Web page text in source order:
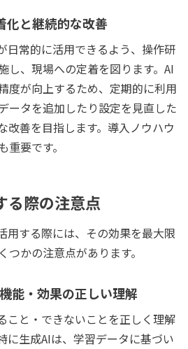
化と継続的な改善
日常的に活用できるよう、操作研
し、現場への定着を図ります。AI
度が向上するため、定期的に利用
ータを追加したり設定を見直した
改善を目指します。導入ノウハウ
要です。
る際の注意点
用する際には、その効果を最大限
つかの注意点があります。
能・効果の正しい理解
こと・できないことを正しく理解
に生成AIは、学習データに基づい